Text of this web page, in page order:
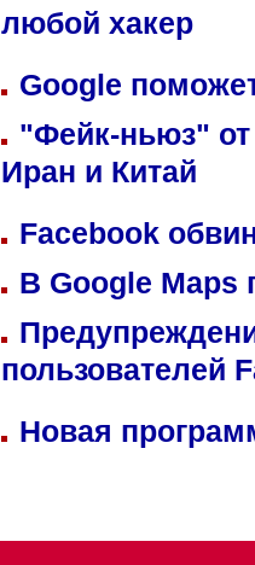
любой хакер
Google
"Фейк-ньюз" от
Иран и Китай
Facebook
В Google Maps
пользователей
Новая